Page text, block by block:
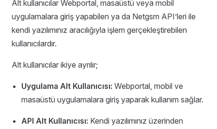
Alt kullanıcılar Webportal, masaüstü veya mobil
uygulamalara giriş yapabilen ya da Netgsm API’leri ile
kendi yazılımınız aracılığıyla işlem gerçekleştirebilen
kullanıcılardır.
Alt kullanıcılar ikiye ayrılır;
Uygulama Alt Kullanıcısı: Webportal, mobil ve
masaüstü uygulamalara giriş yaparak kullanım sağlar.
API Alt Kullanıcısı: Kendi yazılımınız üzerinden